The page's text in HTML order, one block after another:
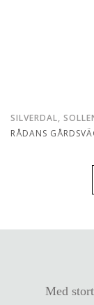
SILVERDAL,
RÅDANS
Med